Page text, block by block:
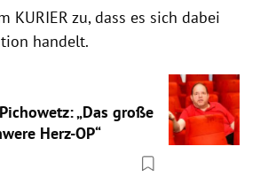
KURIER zu, dass es sich dabei
handelt.
„Das große
Herz-OP“